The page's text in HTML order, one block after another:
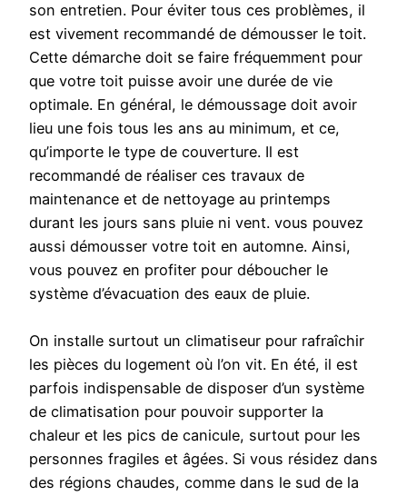
son entretien. Pour éviter tous ces problèmes, il
est vivement recommandé de démousser le toit.
Cette démarche doit se faire fréquemment pour
que votre toit puisse avoir une durée de vie
optimale. En général, le démoussage doit avoir
lieu une fois tous les ans au minimum, et ce,
qu’importe le type de couverture. Il est
recommandé de réaliser ces travaux de
maintenance et de nettoyage au printemps
durant les jours sans pluie ni vent. vous pouvez
aussi démousser votre toit en automne. Ainsi,
vous pouvez en profiter pour déboucher le
système d’évacuation des eaux de pluie.
On installe surtout un climatiseur pour rafraîchir
les pièces du logement où l’on vit. En été, il est
parfois indispensable de disposer d’un système
de climatisation pour pouvoir supporter la
chaleur et les pics de canicule, surtout pour les
personnes fragiles et âgées. Si vous résidez dans
des régions chaudes, comme dans le sud de la